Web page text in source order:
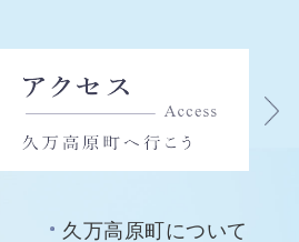
久万高原町について